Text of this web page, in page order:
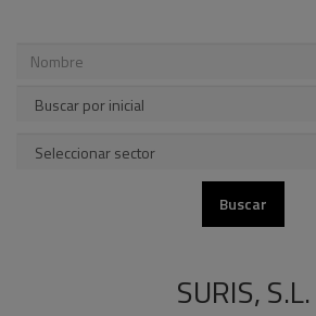
SURIS, S.L.